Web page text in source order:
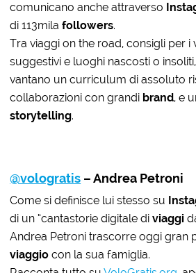
comunicano anche attraverso
di 113milafollowers.
Tra viaggi on the road, consigli per i
suggestivi e luoghi nascosti o
vantano un curriculum di assoluto
collaborazioni con grandi brand, e
storytelling.
@vologratis – Andrea Petroni
Come si definisce lui stesso su
di un “cantastorie digitale diviaggi
Andrea Petroni trascorre oggi gran
viaggiocon la sua famiglia.